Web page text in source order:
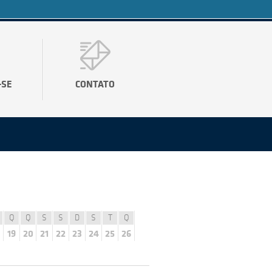
CONTATO
Q
19
Q
20
S
21
S
22
D
23
S
24
T
25
Q
26